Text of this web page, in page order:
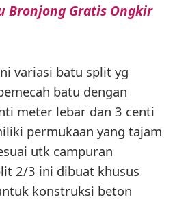
Bronjong Gratis Ongkir
variasi batu split yg
batu dengan
meter lebar dan 3 centi
permukaan yang tajam
utk campuran
2/3 ini dibuat khusus
konstruksi beton